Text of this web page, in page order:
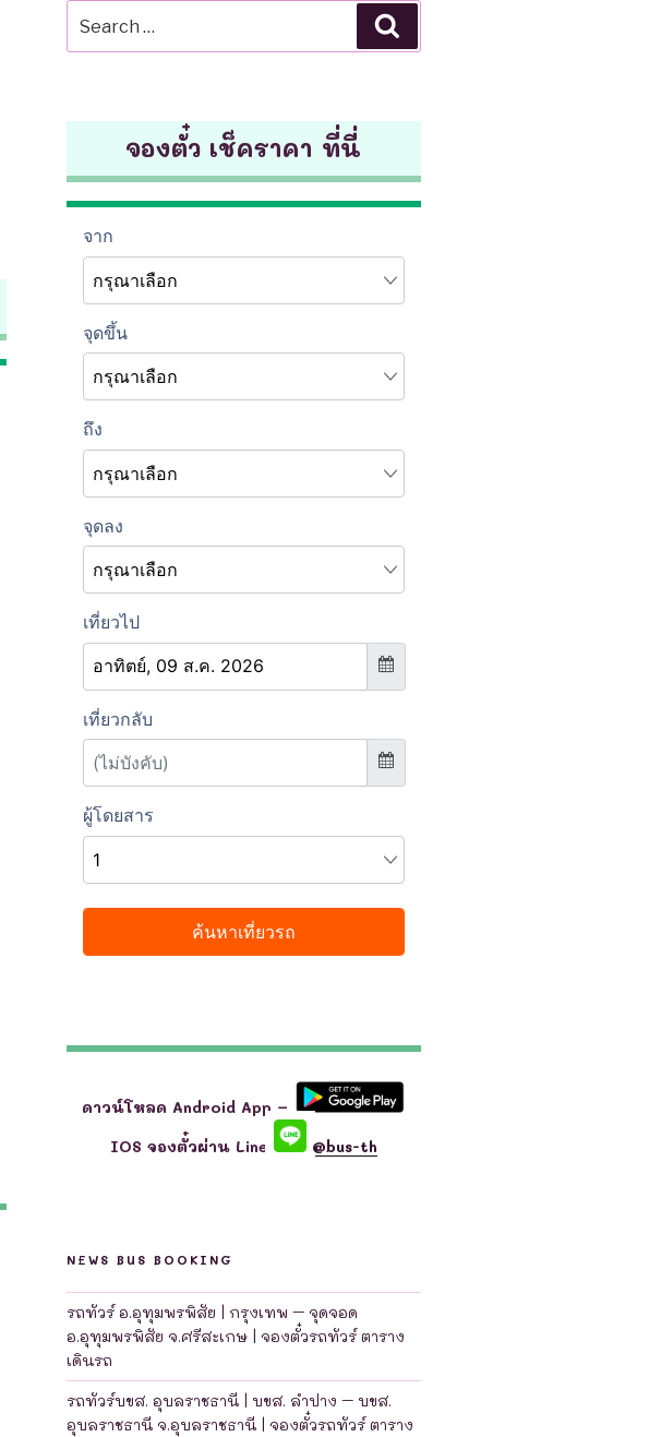
for:
จองตั๋ว เช็คราคา ที่นี่
ดาวน์โหลด Android App –
IOS จองตั๋วผ่าน Line
@bus-th
NEWS BUS BOOKING
รถทัวร์ อ.อุทุมพรพิสัย | กรุงเทพ – จุดจอด
อ.อุทุมพรพิสัย จ.ศรีสะเกษ | จองตั๋วรถทัวร์ ตาราง
เดินรถ
รถทัวร์บขส. อุบลราชธานี | บขส. ลำปาง – บขส.
อุบลราชธานี จ.อุบลราชธานี | จองตั๋วรถทัวร์ ตาราง